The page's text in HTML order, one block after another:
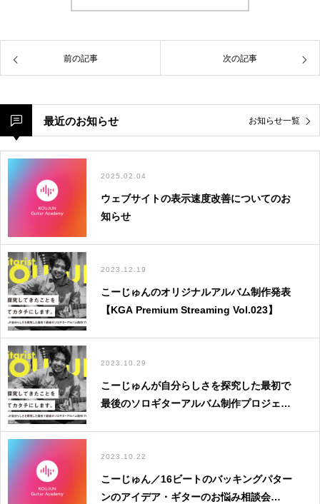
前の記事 次の記事
最近のお知らせ お知らせ一覧
2025.02.04
ウェブサイトの表示速度改善についてのお
知らせ
2023.12.19
こーじゅんのオリジナルアルバム制作発表
【KGA Premium Streaming Vol.023】
2023.10.29
こーじゅんが自分らしさを探究した最初で
最後のソロギターアルバム制作プロジェク
2023.10.22
こーじゅん／16ビートのバッキングパター
ンのアイデア・ギターのお悩み相談会
ログイン情報を記憶する
会員ではない方は会員登録してください
新規会員登録